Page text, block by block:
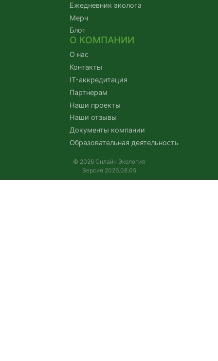
Ежедневник эколога
Мерч
Блог
О КОМПАНИИ
О нас
Контакты
IT-аккредитация
Партнерам
Наши проекты
Наши отзывы
Документы компании
Образовательная деятельность
© 2026 Онлайн Экология
Версия 2026.08.05